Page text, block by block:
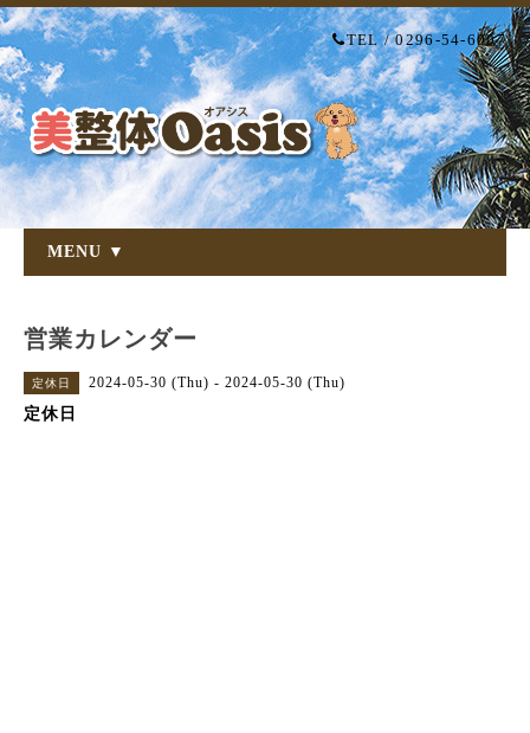
TEL / 0296-54-6007
MENU ▼
営業カレンダー
定休日 2024-05-30 (Thu) - 2024-05-30 (Thu)
定休日